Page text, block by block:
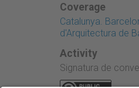
Coverage
Catalunya.
d'Arquitectura de
Activity
Signatura de